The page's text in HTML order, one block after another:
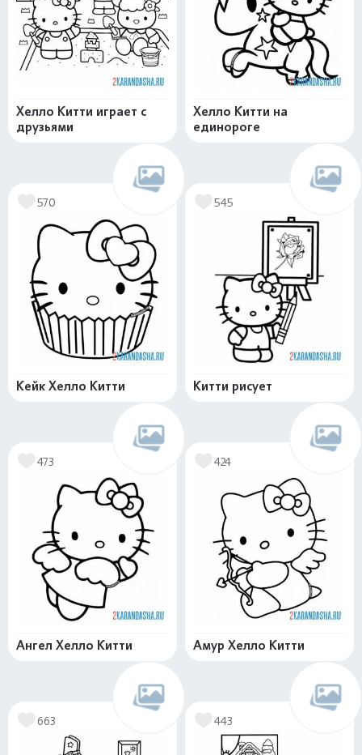
Хелло Китти играет с
друзьями
Хелло Китти на
единороге
570
Кейк Хелло Китти
545
Китти рисует
473
Ангел Хелло Китти
424
Амур Хелло Китти
663 443